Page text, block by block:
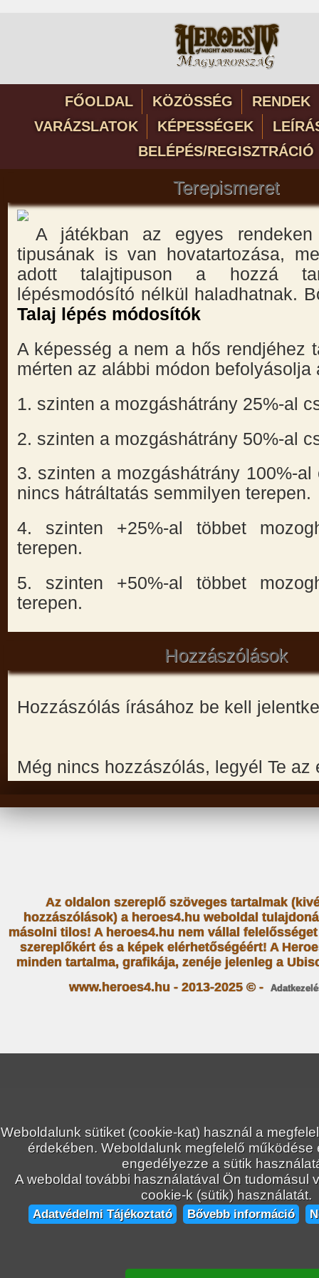
FŐOLDAL KÖZÖSSÉG
RENDEK
VARÁZSLATOK
KÉPESSÉGEK
BELÉPÉS/REGISZTRÁCIÓ
Terepismeret
A játékban az egyes
tipusának is van hovatartozása,
adott talajtipuson a hozzá
lépésmodósító nélkül haladhatnak.
Talaj lépés módosítók
A képesség a nem a hős rendjéhez
mérten az alábbi módon befolyásolja
1. szinten a mozgáshátrány 25%-al
2. szinten a mozgáshátrány 50%-al
3. szinten a mozgáshátrány 100%-al
nincs hátráltatás semmilyen terepen.
4. szinten +25%-al többet
terepen.
5. szinten +50%-al többet
terepen.
Hozzászólások
Hozzászólás írásához be kell
Még nincs hozzászólás, legyél Te az
Weboldalunk sütiket (cookie-kat) használ a
érdekében. Weboldalunk megfelelő működése
engedélyezze a sütik
A weboldal további használatával Ön tudomásul
cookie-k (sütik) használatát.
Adatvédelmi Tájékoztató Bővebb információ
Az oldalon szereplő szöveges tartalmak
hozzászólások) a heroes4.hu weboldal
másolni tilos! A heroes4.hu nem vállal
szereplőkért és a képek elérhetőségéért! A
minden tartalma, grafikája, zenéje jelenleg a
www.heroes4.hu - 2013-2025 © -